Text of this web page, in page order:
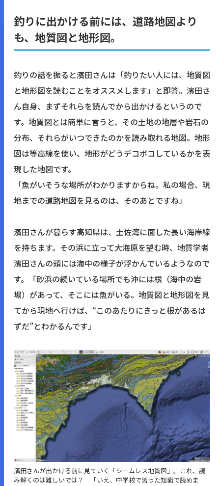
釣りに出かける前には、道路地図より
も、地質図と地形図。
釣りの話を振ると濱田さんは「釣りたい人には、地質図
と地形図を読むことをオススメします」と即答。濱田さ
ん自身、まずそれらを読んでから出かけるというので
す。地質図とは簡単に言うと、その土地の地層や岩石の
分布、それらがいつできたのかを読み取れる地図。地形
図は等高線を使い、地形がどうデコボコしているかを表
現した地図です。
「魚がいそうな場所がわかりますからね。私の場合、現
地までの道路地図を見るのは、そのあとですね」
濱田さんが暮らす高知県は、土佐湾に面した長い海岸線
を持ちます。その浜に立って大海原を望む時、地質学者
濱田さんの頭には海中の様子が浮かんでいるようなので
す。「砂浜の続いている場所でも沖には根（海中の岩
場）があって、そこには魚がいる。地質図と地形図を見
てから現地へ行けば、“このあたりにきっと根があるは
ずだ”とわかるんです」
濱田さんが出かける前に見ていく「シームレス地質図」。これ、読
み解くのは難しいでは？ 「いえ、中学校で習った知識で読めま